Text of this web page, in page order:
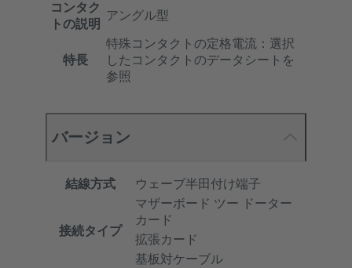
コンタク
トの説明
アングル型
特長
特殊コンタクトの定格電流：選択
したコンタクトのデータシートを
参照
バージョン
結線方式 ウェーブ半田付け端子
接続タイプ
マザーボード ツー ドーター
カード
拡張カード
基板対ケーブル